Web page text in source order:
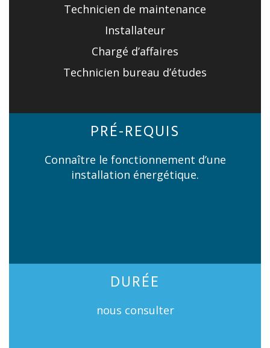
Technicien de maintenance
Installateur
Chargé d’affaires
Technicien bureau d’études
PRÉ-REQUIS
Connaître le fonctionnement d’une
installation énergétique.
DURÉE
nous consulter